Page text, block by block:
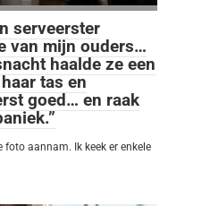
serveerster
van mijn ouders…
haalde ze een
tas en
goed… en raak
foto aannam. Ik keek er enkele